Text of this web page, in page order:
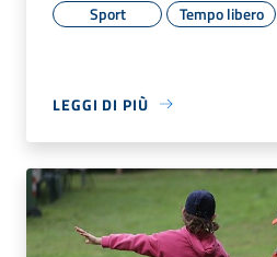
Sport Tempo libero
LEGGI DI PIÙ